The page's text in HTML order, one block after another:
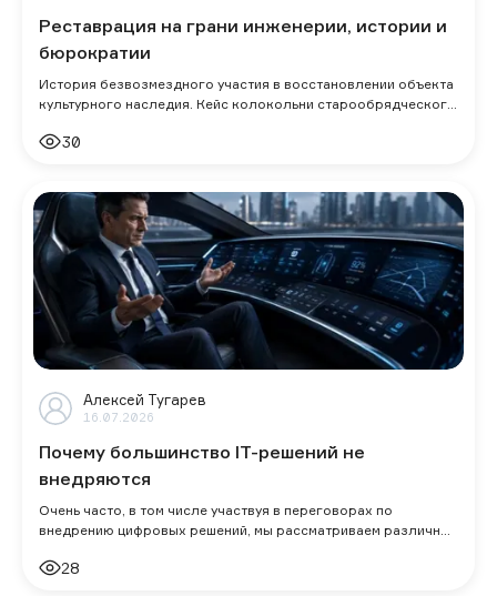
Реставрация на грани инженерии, истории и
бюрократии
История безвозмездного участия в восстановлении объекта
культурного наследия. Кейс колокольни старообрядческого
30
Алексей Тугарев
16.07.2026
Почему большинство IT-решений не
внедряются
Очень часто, в том числе участвуя в переговорах по
внедрению цифровых решений, мы рассматриваем различные
28